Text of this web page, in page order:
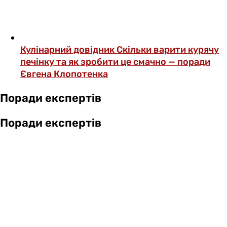
Кулінарний довідник Скільки варити курячу
печінку та як зробити це смачно — поради
Євгена Клопотенка
Поради експертів
Поради експертів